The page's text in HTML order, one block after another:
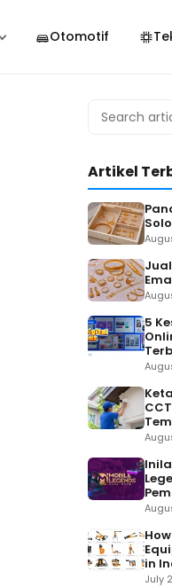
Otomotif
Search
Artikel
5
in
July